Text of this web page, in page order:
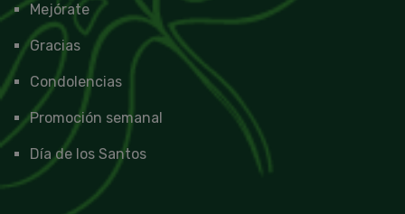
Mejórate
Gracias
Condolencias
Promoción semanal
Día de los Santos